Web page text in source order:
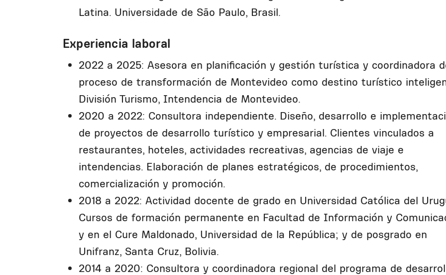
Latina. Universidade de São Paulo, Brasil.
Experiencia laboral
2022 a 2025: Asesora en planificación y gestión turística y coordinadora
proceso de transformación de Montevideo como destino turístico
División Turismo, Intendencia de Montevideo.
2020 a 2022: Consultora independiente. Diseño, desarrollo e
de proyectos de desarrollo turístico y empresarial. Clientes vinculados a
restaurantes, hoteles, actividades recreativas, agencias de viaje e
intendencias. Elaboración de planes estratégicos, de procedimientos,
comercialización y promoción.
2018 a 2022: Actividad docente de grado en Universidad Católica del
Cursos de formación permanente en Facultad de Información y
y en el Cure Maldonado, Universidad de la República; y de posgrado en
Unifranz, Santa Cruz, Bolivia.
2014 a 2020: Consultora y coordinadora regional del programa de